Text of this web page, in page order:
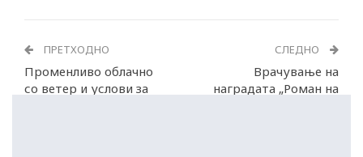
ПРЕТХОДНО
Променливо облачно
со ветер и услови за
СЛЕДНО
Врачување на
наградата „Роман на